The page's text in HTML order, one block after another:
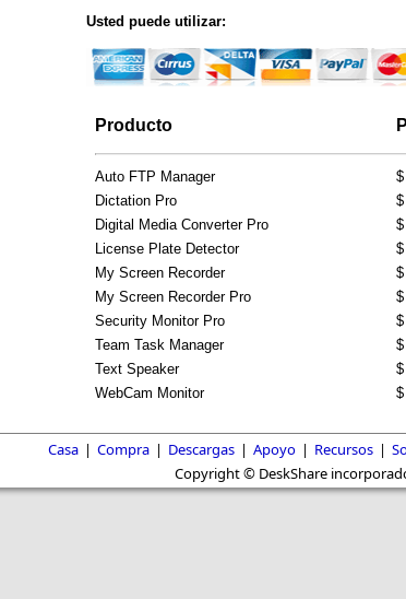
Usted puede utilizar:
Producto
Auto FTP Manager
Dictation Pro
Digital Media Converter Pro
License Plate Detector
My Screen Recorder
My Screen Recorder Pro
Security Monitor Pro
Team Task Manager
Text Speaker
WebCam Monitor
Casa | Compra | Descargas | Apoyo | Recursos |
Copyright © DeskShare